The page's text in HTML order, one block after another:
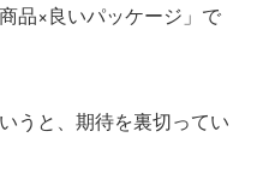
品×良いパッケージ」で
うと、期待を裏切ってい